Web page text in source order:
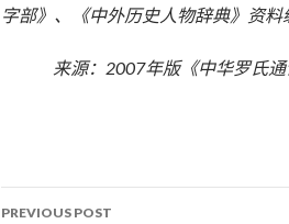
字部》、《中外历史人物辞典》资料
来源：2007年版《中华罗氏
PREVIOUS POST